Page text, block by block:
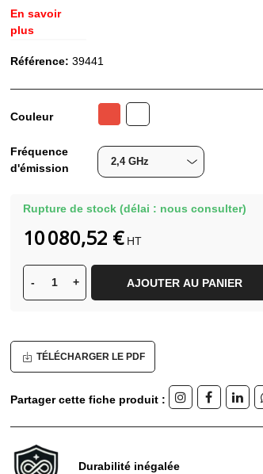
En savoir
plus
Référence: 39441
Couleur
Fréquence
d'émission
Rupture de stock (délai : nous consulter)
- + AJOUTER AU PANIER
10 080,52 € HT
TÉLÉCHARGER LE PDF
Partager cette fiche produit :
Durabilité inégalée